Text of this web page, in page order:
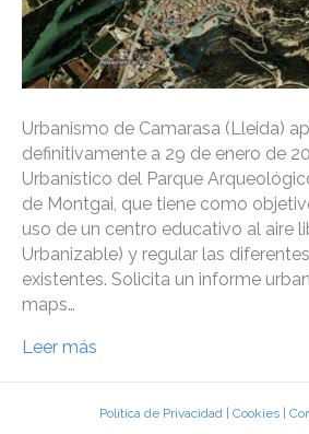
Urbanismo de Camarasa (Lleida)
definitivamente a 29 de enero de
Urbanístico del Parque
de Montgai, que tiene como
uso de un centro educativo al aire
Urbanizable) y regular las
existentes. Solicita un informe
maps…
Leer más
Política de Privacidad| Cookies|